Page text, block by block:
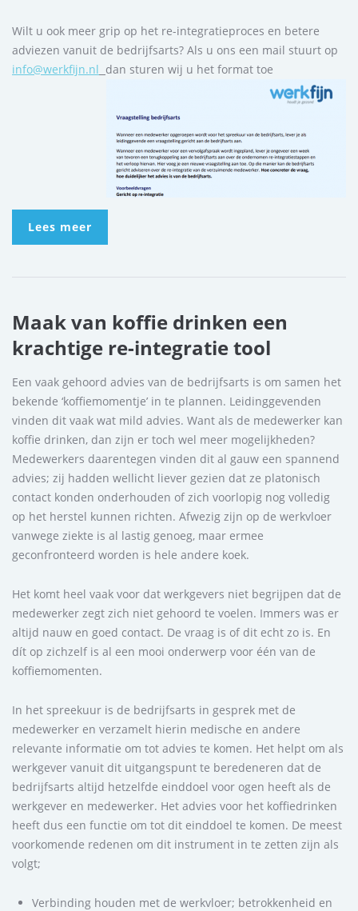
Wilt u ook meer grip op het re-integratieproces en betere
adviezen vanuit de bedrijfsarts? Als u ons een mail stuurt op
info@werkfijn.nl dan sturen wij u het format toe
Lees meer
Maak van koffie drinken een
krachtige re-integratie tool
Een vaak gehoord advies van de bedrijfsarts is om samen het
bekende ‘koffiemomentje’ in te plannen. Leidinggevenden
vinden dit vaak wat mild advies. Want als de medewerker kan
koffie drinken, dan zijn er toch wel meer mogelijkheden?
Medewerkers daarentegen vinden dit al gauw een spannend
advies; zij hadden wellicht liever gezien dat ze platonisch
contact konden onderhouden of zich voorlopig nog volledig
op het herstel kunnen richten. Afwezig zijn op de werkvloer
vanwege ziekte is al lastig genoeg, maar ermee
geconfronteerd worden is hele andere koek.
Het komt heel vaak voor dat werkgevers niet begrijpen dat de
medewerker zegt zich niet gehoord te voelen. Immers was er
altijd nauw en goed contact. De vraag is of dit echt zo is. En
dít op zichzelf is al een mooi onderwerp voor één van de
koffiemomenten.
In het spreekuur is de bedrijfsarts in gesprek met de
medewerker en verzamelt hierin medische en andere
relevante informatie om tot advies te komen. Het helpt om als
werkgever vanuit dit uitgangspunt te beredeneren dat de
bedrijfsarts altijd hetzelfde einddoel voor ogen heeft als de
werkgever en medewerker. Het advies voor het koffiedrinken
heeft dus een functie om tot dit einddoel te komen. De meest
voorkomende redenen om dit instrument in te zetten zijn als
volgt;
Verbinding houden met de werkvloer; betrokkenheid en